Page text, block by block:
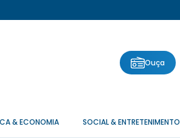
Ouça
& ECONOMIA SOCIAL & ENTRETENIMENTO